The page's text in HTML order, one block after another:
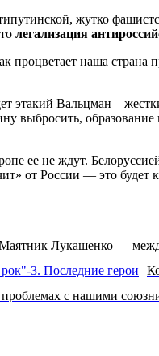
жутко
легализация
наша
Вальцман –
выбросить,
ее не ждут.
от России — это будет
Лукашенко —
с нашими